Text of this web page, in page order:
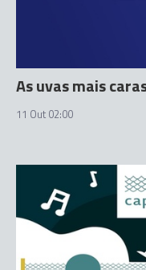
As uvas mais
11 Out 02:00